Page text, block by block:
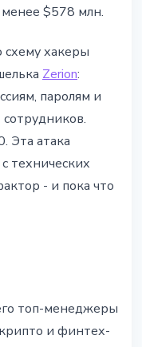
менее $578 млн.
схему хакеры
Zerion:
паролям и
Эта атака
технических
- и пока что
топ-менеджеры
и финтех-